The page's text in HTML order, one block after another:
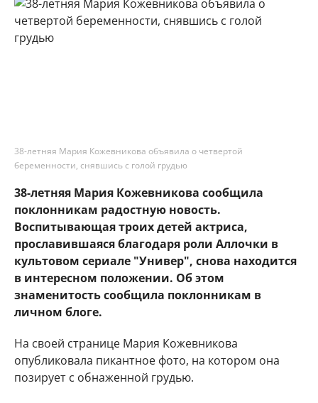
38-летняя Мария Кожевникова объявила о четвертой
беременности, снявшись с голой грудью
38-летняя Мария Кожевникова сообщила
поклонникам радостную новость.
Воспитывающая троих детей актриса,
прославившаяся благодаря роли Аллочки в
культовом сериале "Универ", снова находится
в интересном положении. Об этом
знаменитость сообщила поклонникам в
личном блоге.
На своей странице Мария Кожевникова
опубликовала пикантное фото, на котором она
позирует с обнаженной грудью.